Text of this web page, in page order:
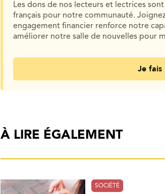
Les dons de nos lecteurs et lectrices
français pour notre communauté.
engagement financier renforce notre
améliorer notre salle de nouvelles pour
Je fais
À LIRE ÉGALEMENT
SOCIÉTÉ